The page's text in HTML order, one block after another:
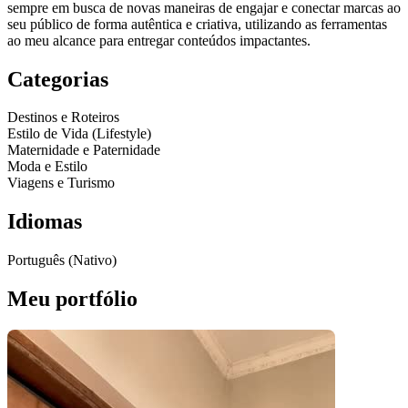
sempre em busca de novas maneiras de engajar e conectar marcas ao
seu público de forma autêntica e criativa, utilizando as ferramentas
ao meu alcance para entregar conteúdos impactantes.
Categorias
Destinos e Roteiros
Estilo de Vida (Lifestyle)
Maternidade e Paternidade
Moda e Estilo
Viagens e Turismo
Idiomas
Português (Nativo)
Meu portfólio